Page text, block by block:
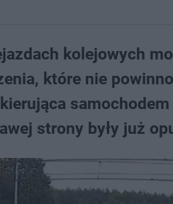
kolejowych
które nie
samochodem
strony były już